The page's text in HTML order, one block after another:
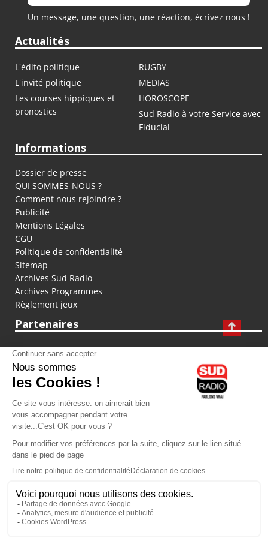
Un message, une question, une réaction, écrivez nous !
Actualités
L'édito politique
RUGBY
L'invité politique
MEDIAS
Les courses hippiques et
pronostics
HOROSCOPE
Sud Radio à votre Service avec
Fiducial
Informations
Dossier de presse
QUI SOMMES-NOUS ?
Comment nous rejoindre ?
Publicité
Mentions Légales
CGU
Politique de confidentialité
Sitemap
Archives Sud Radio
Archives Programmes
Règlement jeux
Partenaires
fiducial.fr
lyoncapitale.fr
olympique-et-lyonnais.com
L'application Iphone / Android
Téléchargez l'application
Les cookies
Gestion des cookies
Crédit photos : ©Sud Radio / Pierre Olivier